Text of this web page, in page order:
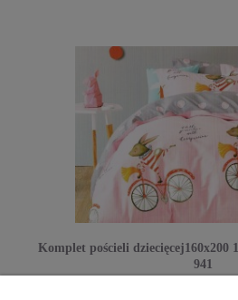
Komplet pościeli dziecięcej160x200
941